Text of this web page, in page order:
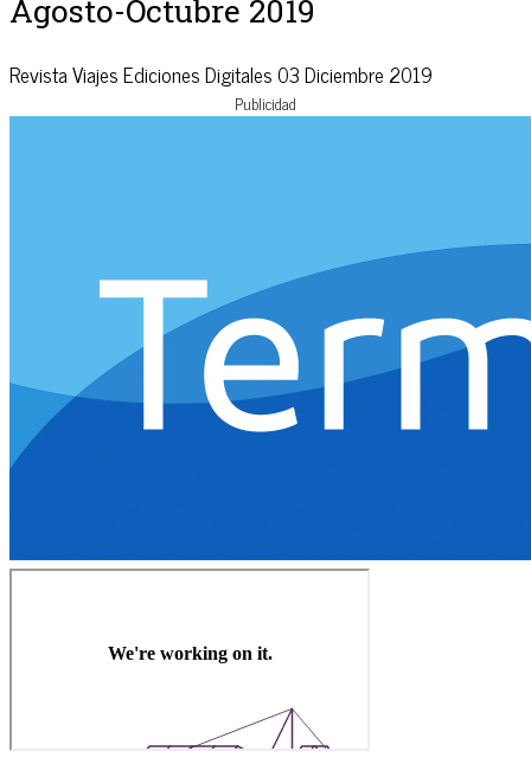
Agosto-Octubre 2019
Revista ViajesEdiciones Digitales03 Diciembre 2019
Publicidad